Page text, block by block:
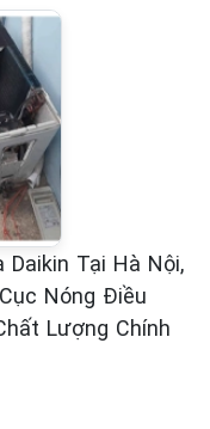
Tại Hà Nội,
Nóng Điều
Lượng Chính